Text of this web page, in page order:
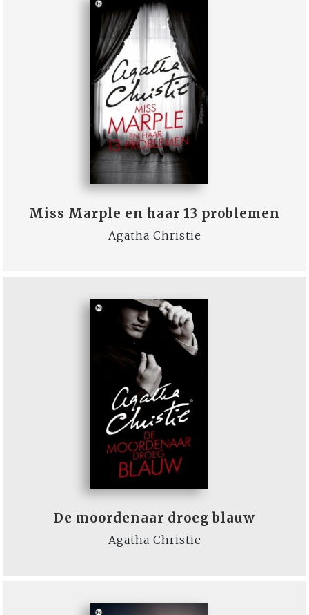
Miss Marple en haar 13 problemen
Agatha Christie
De moordenaar droeg blauw
Agatha Christie